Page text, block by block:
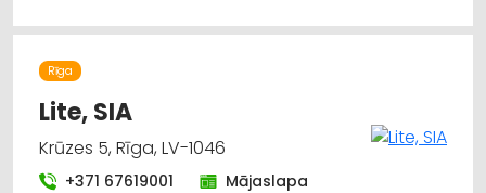
Rīga
Lite, SIA
Krūzes 5, Rīga, LV-1046
+371 67619001 Mājaslapa